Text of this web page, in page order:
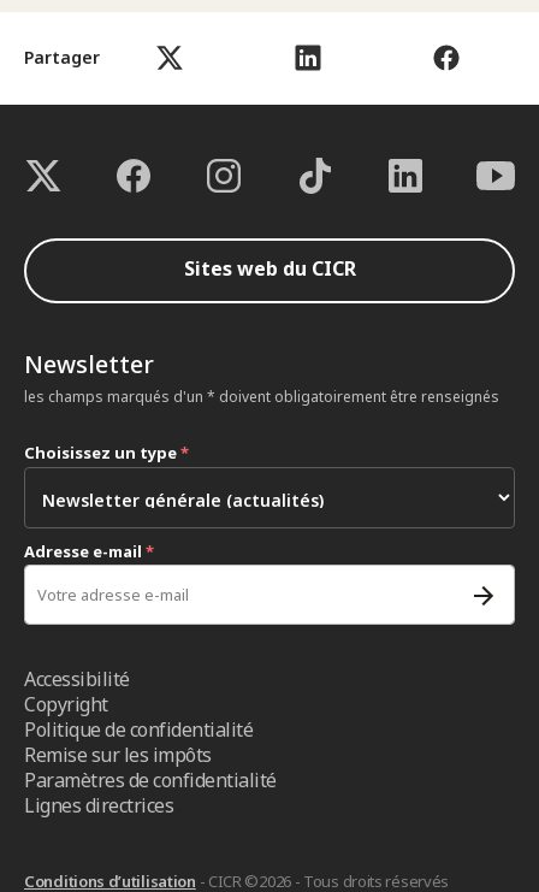
Partager
Sites web du CICR
Newsletter
les champs marqués d'un * doivent obligatoirement être renseignés
Choisissez un type*
Adresse e-mail *
Accessibilité
Copyright
Politique de confidentialité
Remise sur les impôts
Paramètres de confidentialité
Lignes directrices
Conditions d’utilisation - CICR ©2026 - Tous droits réservés